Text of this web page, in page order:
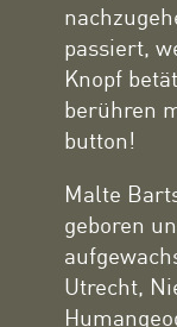
passiert,
Knopf
berühren
button!
Malte
geboren
Utrecht,